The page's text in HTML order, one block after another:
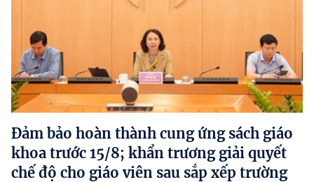
Đảm bảo hoàn thành cung ứng sách giáo
khoa trước 15/8; khẩn trương giải quyết
chế độ cho giáo viên sau sắp xếp trường